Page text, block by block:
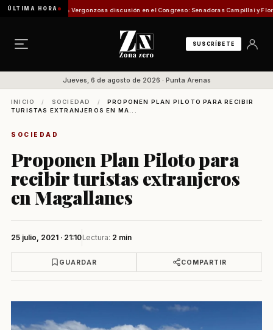
ÚLTIMA HORA
de Pesca Vergonzosa discusión en el Congreso: Senadoras Campillai y Flores se
SUSCRÍBETE
Jueves, 6 de agosto de 2026 · Punta Arenas
INICIO / SOCIEDAD /
PROPONEN PLAN PILOTO PARA RECIBIR
TURISTAS EXTRANJEROS EN MA...
SOCIEDAD
Proponen Plan Piloto para
recibir turistas extranjeros
en Magallanes
25 julio, 2021 · 21:10Lectura: 2 min
GUARDAR COMPARTIR